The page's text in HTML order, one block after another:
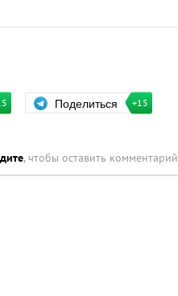
Поделиться +15
, чтобы оставить комментарий